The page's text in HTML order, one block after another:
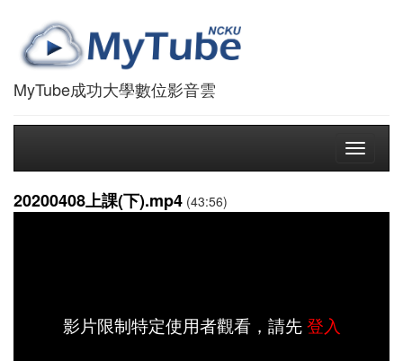
MyTube成功大學數位影音雲
Toggle
20200408上課(下).mp4 (43:56)
影片限制特定使用者觀看，請先登入